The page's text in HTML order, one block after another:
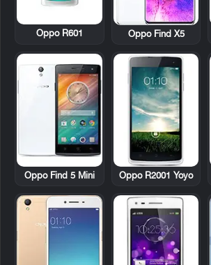
Oppo Find X5
Oppo R601
Oppo R2001 Yoyo
Oppo Find 5 Mini